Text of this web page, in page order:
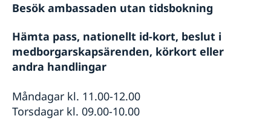
Besök ambassaden utan tidsbokning
Hämta pass, nationellt id-kort, beslut i
medborgarskapsärenden, körkort eller
andra handlingar
Måndagar kl. 11.00-12.00
Torsdagar kl. 09.00-10.00